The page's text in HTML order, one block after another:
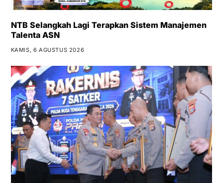
NTB Selangkah Lagi Terapkan Sistem Manajemen
Talenta ASN
KAMIS, 6 AGUSTUS 2026